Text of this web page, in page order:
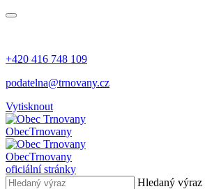
+420 416 748 109
podatelna@trnovany.cz
Vytisknout
ObecTrnovany
ObecTrnovany
oficiální stránky
Hledaný výraz